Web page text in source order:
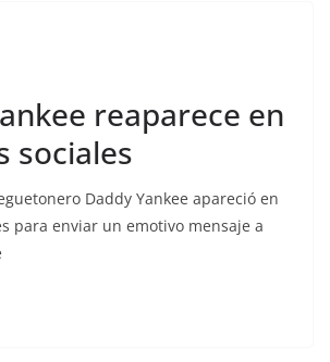
reaparece en
sociales
Daddy Yankee apareció en
para enviar un emotivo mensaje a